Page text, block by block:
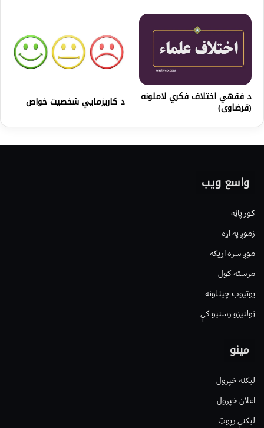
د فقهي اختلاف فکري لاملونه
(قرضاوی) د کاریزمايي شخصیت خواص
واسع ویب
کور پاڼه
زموږ په اړه
موږ سره اړیکه
مرسته کول
یوتیوب چینلونه
ټولنیزو رسنیو کې
مینو
لیکنه خپرول
اعلان خپرول
لیکنې رپوټ